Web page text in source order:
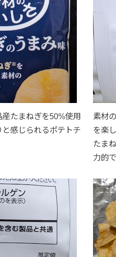
たまねぎを50%使用
と感じられるポテトチ
素材
を楽
たま
力的で